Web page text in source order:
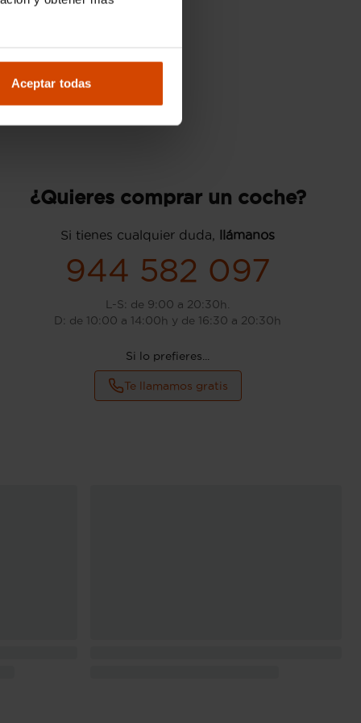
Aceptar todas
¿Quieres comprar un coche?
Si tienes cualquier duda, llámanos
944 582 097
L-S: de 9:00 a 20:30h.
D: de 10:00 a 14:00h y de 16:30 a 20:30h
Si lo prefieres...
Te llamamos gratis